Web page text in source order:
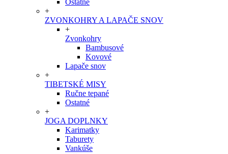
Ostatné
+
ZVONKOHRY A LAPAČE SNOV
+
Zvonkohry
Bambusové
Kovové
Lapače snov
+
TIBETSKÉ MISY
Ručne tepané
Ostatné
+
JOGA DOPLNKY
Karimatky
Taburety
Vankúše